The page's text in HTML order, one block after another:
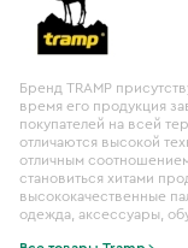
Бренд TRAMP
время его продукция
покупателей на всей
отличаются высокой
отличным
становиться хитами
высококачественные
одежда, аксессуары,